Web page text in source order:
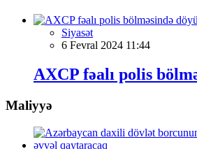
Siyasət
6 Fevral 2024 11:44
AXCP fəalı polis
Maliyyə